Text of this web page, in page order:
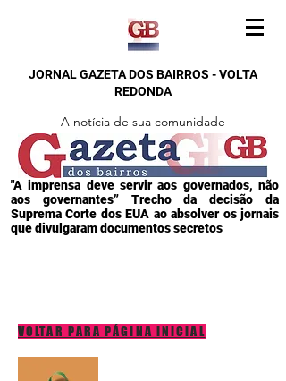
JORNAL GAZETA DOS BAIRROS - VOLTA
REDONDA
A notícia de sua comunidade
"A imprensa deve servir aos governados, não
aos governantes” Trecho da decisão da
Suprema Corte dos EUA ao absolver os jornais
que divulgaram documentos secretos
VOLTAR PARA PÁGINA INICIAL